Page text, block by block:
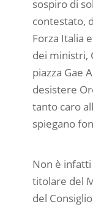
sospiro di
contestato,
Forza Italia
dei ministri,
piazza Gae
desistere
tanto caro
spiegano
Non è infatti
titolare del
del